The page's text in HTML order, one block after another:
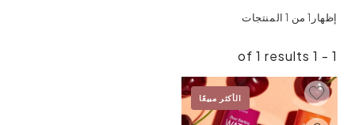
إظهار1 من 1 المنتجات
1 - 1 of 1 results
الأكثر مبيعًا Add To Wishlist